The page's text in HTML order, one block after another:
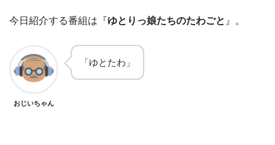
今日紹介する番組は『ゆとりっ娘たちのたわごと 』。
おじいちゃん
「ゆとたわ」